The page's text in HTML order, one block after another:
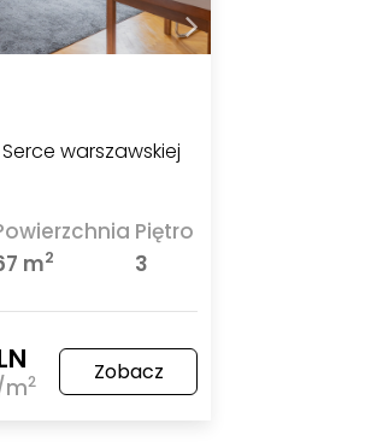
warszawskiej
m2
Piętro
3
m2 Zobacz